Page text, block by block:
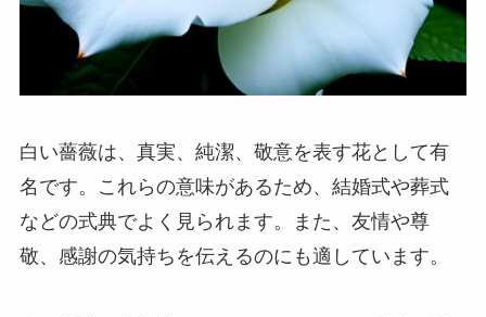
白い薔薇は、真実、純潔、敬意を表す花として有
名です。これらの意味があるため、結婚式や葬式
などの式典でよく見られます。また、友情や尊
敬、感謝の気持ちを伝えるのにも適しています。